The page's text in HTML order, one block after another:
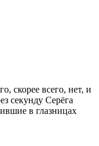
скорее всего, нет, и
секунду Серёга
в глазницах